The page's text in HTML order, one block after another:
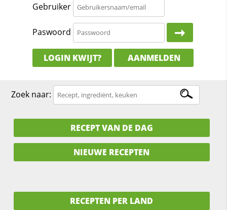
Gebruiker
Paswoord
LOGIN KWIJT? AANMELDEN
Zoek naar:
RECEPT VAN DE DAG
NIEUWE RECEPTEN
RECEPTEN PER LAND